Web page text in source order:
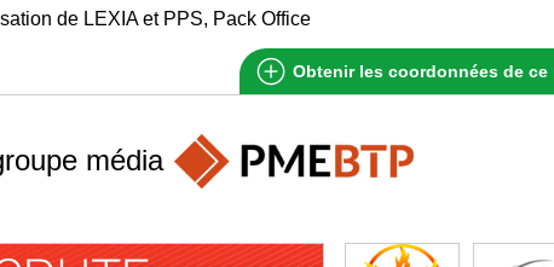
de LEXIA et PPS, Pack Office
Obtenir les coordonnées de ce
média